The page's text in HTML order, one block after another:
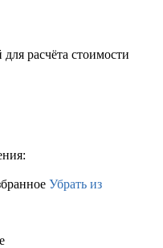
расчёта стоимости
Убрать из